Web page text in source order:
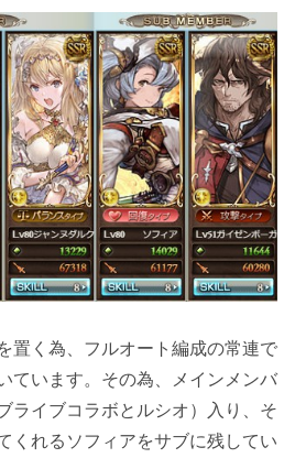
置く為、フルオート編成の常連で
ています。その為、メインメンバ
ライブコラボと ルシオ ）入り、そ
くれる ソフィアをサブに残してい